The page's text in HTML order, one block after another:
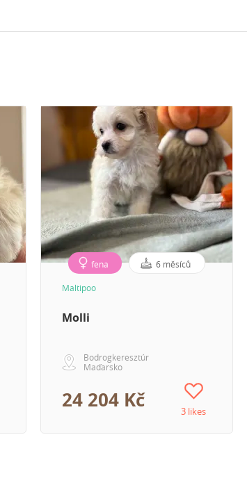
fena 6 měsíců
Maltipoo
Molli
Bodrogkeresztúr
Maďarsko
24 204 Kč 3 likes